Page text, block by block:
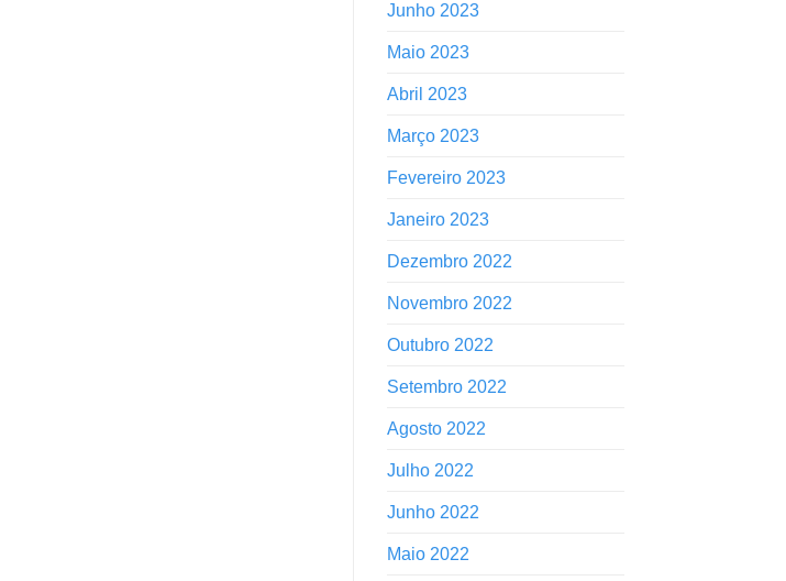
Junho 2023
Maio 2023
Abril 2023
Março 2023
Fevereiro 2023
Janeiro 2023
Dezembro 2022
Novembro 2022
Outubro 2022
Setembro 2022
Agosto 2022
Julho 2022
Junho 2022
Maio 2022